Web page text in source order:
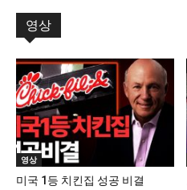
영상
영상
미국 1등 치킨집 성공 비결